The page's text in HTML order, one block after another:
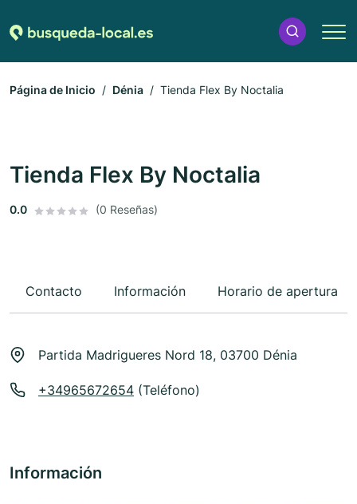
Página de Inicio Dénia Tienda Flex By Noctalia
Tienda Flex By Noctalia
0.0 (0 Reseñas)
Contacto Información Horario de apertura
Partida Madrigueres Nord 18, 03700 Dénia
+34965672654 (Teléfono)
Información